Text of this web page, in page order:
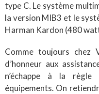
type C. Le système
la version MIB3 et le
Harman Kardon (480
Comme toujours chez
d’honneur aux
n’échappe à la règle
équipements. On